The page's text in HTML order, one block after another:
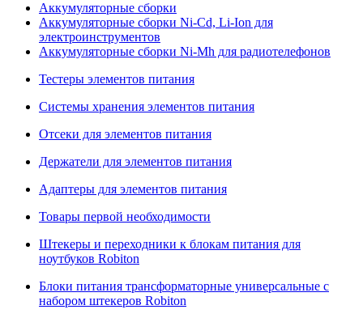
Аккумуляторные сборки
Аккумуляторные сборки Ni-Cd, Li-Ion для
электроинструментов
Аккумуляторные сборки Ni-Mh для радиотелефонов
Тестеры элементов питания
Системы хранения элементов питания
Отсеки для элементов питания
Держатели для элементов питания
Адаптеры для элементов питания
Товары первой необходимости
Штекеры и переходники к блокам питания для
ноутбуков Robiton
Блоки питания трансформаторные универсальные с
набором штекеров Robiton